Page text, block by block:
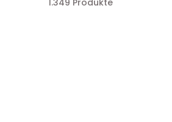
1.349 Produkte